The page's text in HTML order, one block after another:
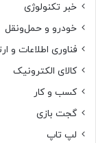
خبر تکنولوژی
خودرو و حمل‌و‌نقل
فناوری اطلاعات و
کالای الکترونیک
کسب و کار
گجت بازی
لپ تاپ